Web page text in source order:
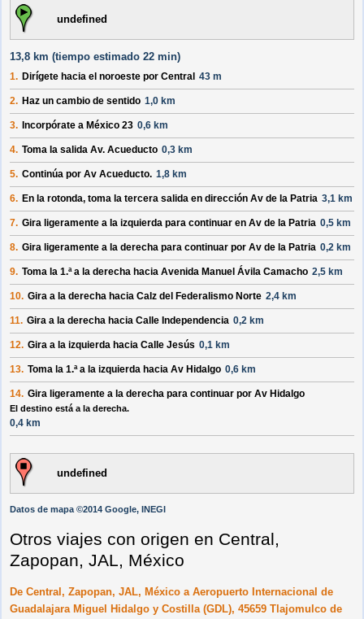
undefined
13,8 km (tiempo estimado 22 min)
1. Dirígete hacia el noroeste por Central 43 m
2. Haz un cambio de sentido 1,0 km
3. Incorpórate a México 23 0,6 km
4. Toma la salida Av. Acueducto 0,3 km
5. Continúa por Av Acueducto. 1,8 km
6. En la rotonda, toma la tercera salida en dirección Av de la Patria 3,1 km
7. Gira ligeramente a la izquierda para continuar en Av de la Patria 0,5 km
8. Gira ligeramente a la derecha para continuar por Av de la Patria 0,2 km
9. Toma la 1.ª a la derecha hacia Avenida Manuel Ávila Camacho 2,5 km
10. Gira a la derecha hacia Calz del Federalismo Norte 2,4 km
11. Gira a la derecha hacia Calle Independencia 0,2 km
12. Gira a la izquierda hacia Calle Jesús 0,1 km
13. Toma la 1.ª a la izquierda hacia Av Hidalgo 0,6 km
14. Gira ligeramente a la derecha para continuar por Av Hidalgo
El destino está a la derecha.
0,4 km
undefined
Datos de mapa ©2014 Google, INEGI
Otros viajes con origen en Central,
Zapopan, JAL, México
De Central, Zapopan, JAL, México a Aeropuerto Internacional de
Guadalajara Miguel Hidalgo y Costilla (GDL), 45659 Tlajomulco de